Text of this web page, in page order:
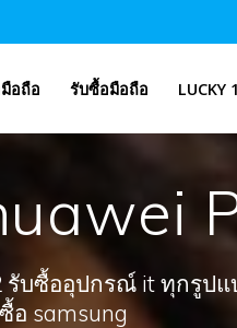
อถือ รับซื้อมือถือ LUCKY
รับซื้ออุปกรณ์ it ทุกรูป
อ samsung